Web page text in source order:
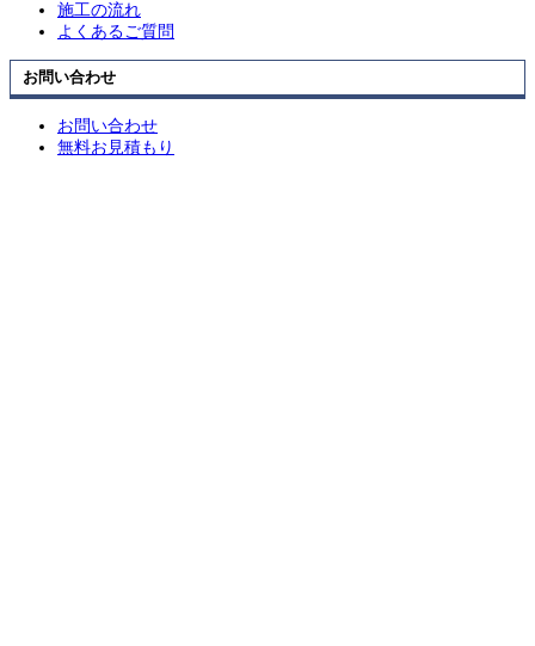
施工の流れ
よくあるご質問
お問い合わせ
お問い合わせ
無料お見積もり